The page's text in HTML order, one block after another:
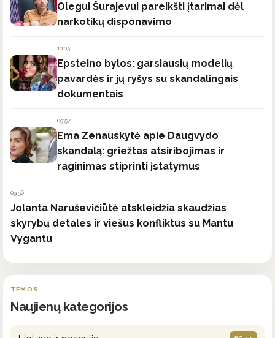
Olegui Šurajevui pareikšti įtarimai dėl
narkotikų disponavimo
10:03
Epsteino bylos: garsiausių modelių
pavardės ir jų ryšys su skandalingais
dokumentais
09:57
Ema Zenauskytė apie Daugvydo
skandalą: griežtas atsiribojimas ir
raginimas stiprinti įstatymus
09:56
Jolanta Naruševičiūtė atskleidžia skaudžias
skyrybų detales ir viešus konfliktus su Mantu
Vygantu
TEMOS
Naujienų kategorijos